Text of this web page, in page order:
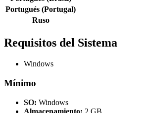
Portugués (Portugal)
Ruso
Requisitos del Sistema
Windows
Mínimo
SO: Windows
Almacenamiento: 2 GB